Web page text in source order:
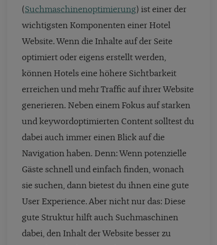
(Suchmaschinenoptimierung) ist einer der
wichtigsten Komponenten einer Hotel
Website. Wenn die Inhalte auf der Seite
optimiert oder eigens erstellt werden,
können Hotels eine höhere Sichtbarkeit
erreichen und mehr Traffic auf ihrer Website
generieren. Neben einem Fokus auf starken
und keywordoptimierten Content solltest du
dabei auch immer einen Blick auf die
Navigation haben. Denn: Wenn potenzielle
Gäste schnell und einfach finden, wonach
sie suchen, dann bietest du ihnen eine gute
User Experience. Aber nicht nur das: Diese
gute Struktur hilft auch Suchmaschinen
dabei, den Inhalt der Website besser zu